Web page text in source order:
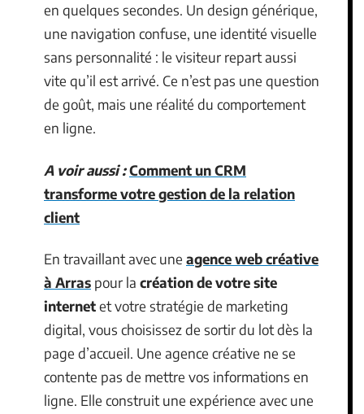
en quelques secondes. Un design générique,
une navigation confuse, une identité visuelle
sans personnalité : le visiteur repart aussi
vite qu’il est arrivé. Ce n’est pas une question
de goût, mais une réalité du comportement
en ligne.
A voir aussi :Comment un CRM
transforme votre gestion de la relation
client
En travaillant avec une agence web créative
à Arras pour la création de votre site
internetet votre stratégie de marketing
digital, vous choisissez de sortir du lot dès la
page d’accueil. Une agence créative ne se
contente pas de mettre vos informations en
ligne. Elle construit une expérience avec une